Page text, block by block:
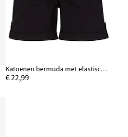
Katoenen bermuda met elastische band
€ 22,99